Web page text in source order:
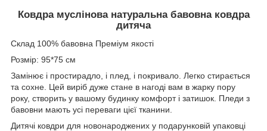
Ковдра муслінова натуральна бавовна ковдра
дитяча
Склад 100% бавовна Преміум якості
Розмір: 95*75 см
Замінює і простирадло, і плед, і покривало. Легко стирається
та сохне. Цей виріб дуже стане в нагоді вам в жарку пору
року, створить у вашому будинку комфорт і затишок. Пледи з
бавовни мають усі переваги цієї тканини.
Дитячі ковдри для новонароджених у подарунковій упаковці